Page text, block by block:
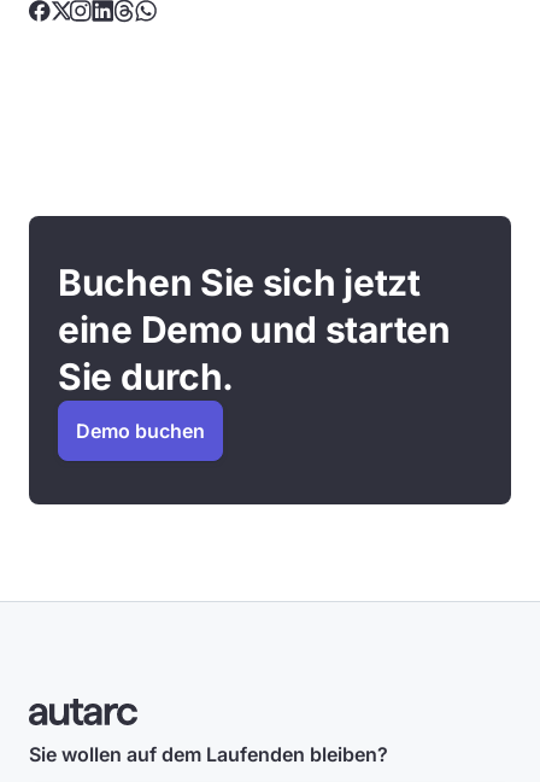
Buchen Sie sich jetzt
eine Demo und starten
Sie durch.
Demo buchen
Sie wollen auf dem Laufenden bleiben?